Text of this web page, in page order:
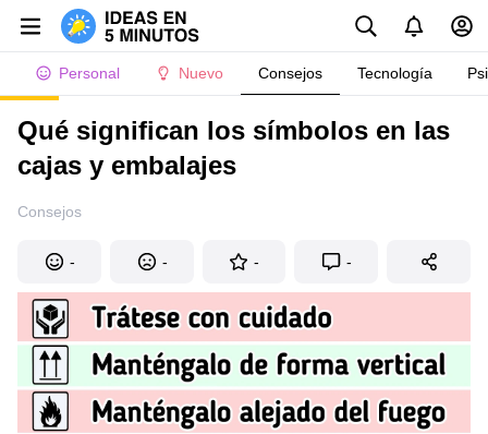
Personal Nuevo Consejos Tecnología
Qué significan los símbolos en las
cajas y embalajes
Consejos
- - - -